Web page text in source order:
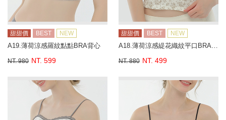
甜甜價 BEST NEW
A19.薄荷涼感羅紋點點BRA背心
NT. 980 NT. 599
甜甜價 BEST NEW
NT. 880 NT. 499